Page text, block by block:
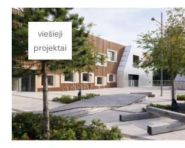
viešieji
projektai